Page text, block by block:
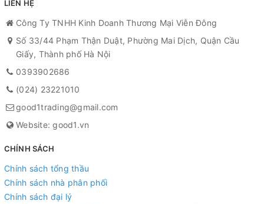
LIÊN HỆ
Công Ty TNHH Kinh Doanh Thương Mại Viễn Đông
Số 33/44 Phạm Thận Duật, Phường Mai Dịch, Quận Cầu
Giấy, Thành phố Hà Nội
0393902686
(024) 23221010
good1trading@gmail.com
Website: good1.vn
CHÍNH SÁCH
Chính sách tổng thầu
Chính sách nhà phân phối
Chính sách đại lý